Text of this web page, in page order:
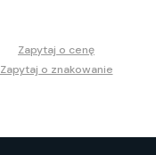
Zapytaj o cenę
Zapytaj o znakowanie